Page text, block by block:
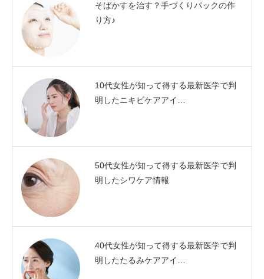
そばかすを治す？手づくりパックの作
り方♪
10代女性が知って得する最新医学で判
明したニキビケアアイ…
50代女性が知って得する最新医学で判
明したシワケア情報
40代女性が知って得する最新医学で判
明したたるみケアアイ…